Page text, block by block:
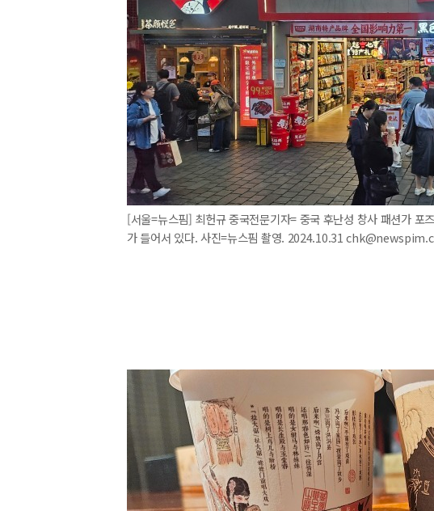
[서울=뉴스핌] 최헌규 중국전문기자= 중국 후난성 창사 패션가 포
가 들어서 있다. 사진=뉴스핌 촬영. 2024.10.31